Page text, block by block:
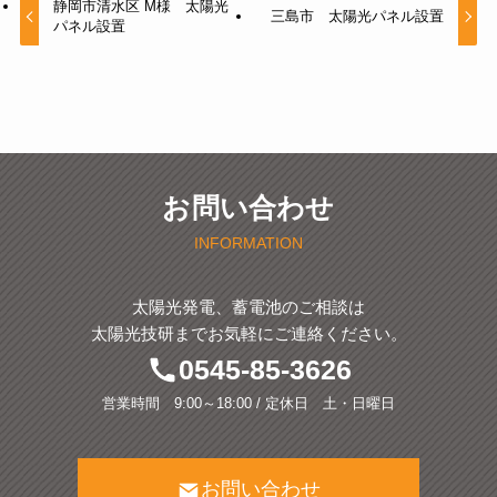
静岡市清水区 M様 太陽光
パネル設置
三島市 太陽光パネル設置
お問い合わせ
INFORMATION
太陽光発電、蓄電池のご相談は
太陽光技研までお気軽にご連絡ください。
0545-85-3626
営業時間 9:00～18:00 / 定休日 土・日曜日
お問い合わせ